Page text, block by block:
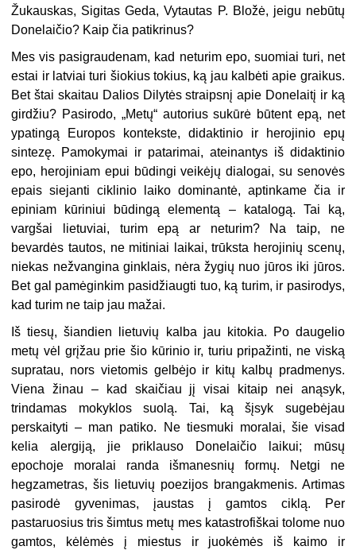
Žukauskas, Sigitas Geda, Vytautas P. Bložė, jeigu nebūtų
Donelaičio? Kaip čia patikrinus?
Mes vis pasigraudenam, kad neturim epo, suomiai turi, net
estai ir latviai turi šiokius tokius, ką jau kalbėti apie graikus.
Bet štai skaitau Dalios Dilytės straipsnį apie Donelaitį ir ką
girdžiu? Pasirodo, „Metų“ autorius sukūrė būtent epą, net
ypatingą Europos kontekste, didaktinio ir herojinio epų
sintezę. Pamokymai ir patarimai, ateinantys iš didaktinio
epo, herojiniam epui būdingi veikėjų dialogai, su senovės
epais siejanti ciklinio laiko dominantė, aptinkame čia ir
epiniam kūriniui būdingą elementą – katalogą. Tai ką,
vargšai lietuviai, turim epą ar neturim? Na taip, ne
bevardės tautos, ne mitiniai laikai, trūksta herojinių scenų,
niekas nežvangina ginklais, nėra žygių nuo jūros iki jūros.
Bet gal pamėginkim pasidžiaugti tuo, ką turim, ir pasirodys,
kad turim ne taip jau mažai.
Iš tiesų, šiandien lietuvių kalba jau kitokia. Po daugelio
metų vėl grįžau prie šio kūrinio ir, turiu pripažinti, ne viską
supratau, nors vietomis gelbėjo ir kitų kalbų pradmenys.
Viena žinau – kad skaičiau jį visai kitaip nei anąsyk,
trindamas mokyklos suolą. Tai, ką šįsyk sugebėjau
perskaityti – man patiko. Ne tiesmuki moralai, šie visad
kelia alergiją, jie priklauso Donelaičio laikui; mūsų
epochoje moralai randa išmanesnių formų. Netgi ne
hegzametras, šis lietuvių poezijos brangakmenis. Artimas
pasirodė gyvenimas, įaustas į gamtos ciklą. Per
pastaruosius tris šimtus metų mes katastrofiškai tolome nuo
gamtos, kėlėmės į miestus ir juokėmės iš kaimo ir